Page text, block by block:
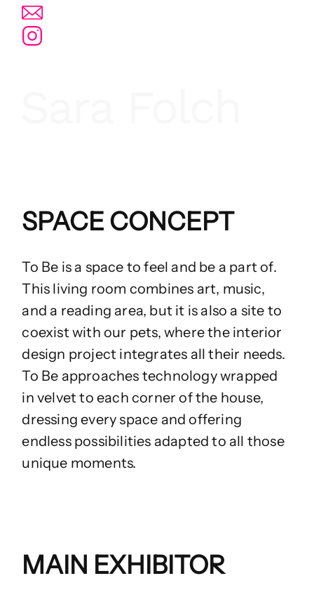
SPACE CONCEPT
To Be is a space to feel and be a part of.
This living room combines art, music,
and a reading area, but it is also a site to
coexist with our pets, where the interior
design project integrates all their needs.
To Be approaches technology wrapped
in velvet to each corner of the house,
dressing every space and offering
endless possibilities adapted to all those
unique moments.
MAIN EXHIBITOR